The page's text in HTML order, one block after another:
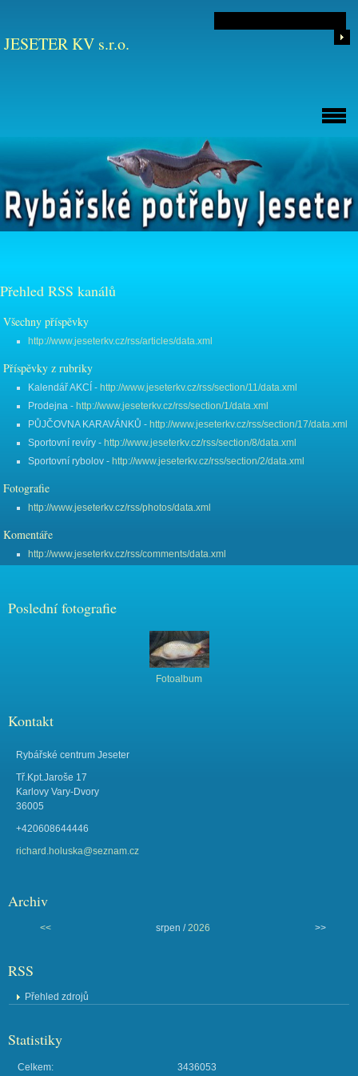
JESETER KV s.r.o.
Přehled RSS kanálů
Všechny příspěvky
http://www.jeseterkv.cz/rss/articles/data.xml
Příspěvky z rubriky
Kalendář AKCÍ - http://www.jeseterkv.cz/rss/section/11/data.xml
Prodejna - http://www.jeseterkv.cz/rss/section/1/data.xml
PŮJČOVNA KARAVÁNKŮ - http://www.jeseterkv.cz/rss/section/17/data.xml
Sportovní revíry - http://www.jeseterkv.cz/rss/section/8/data.xml
Sportovní rybolov - http://www.jeseterkv.cz/rss/section/2/data.xml
Fotografie
http://www.jeseterkv.cz/rss/photos/data.xml
Komentáře
http://www.jeseterkv.cz/rss/comments/data.xml
Poslední fotografie
Fotoalbum
Kontakt
Rybářské centrum Jeseter
Tř.Kpt.Jaroše 17
Karlovy Vary-Dvory
36005
+420608644446
richard.holuska@seznam.cz
Archiv
<< srpen /2026 >>
RSS
Přehled zdrojů
Statistiky
Celkem: 3436053